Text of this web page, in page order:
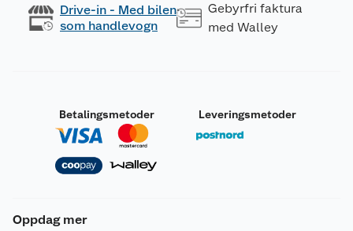
Drive-in - Med bilen
som handlevogn
Gebyrfri faktura
med Walley
Betalingsmetoder Leveringsmetoder
Oppdag mer